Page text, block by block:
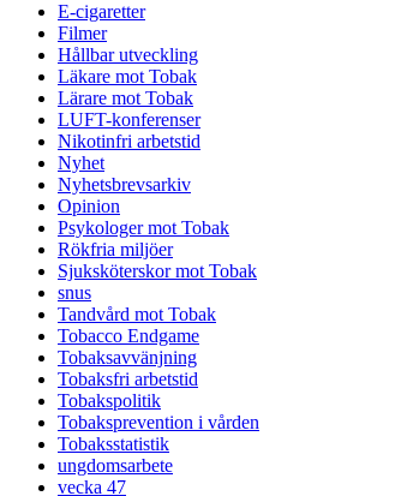
E-cigaretter
Filmer
Hållbar utveckling
Läkare mot Tobak
Lärare mot Tobak
LUFT-konferenser
Nikotinfri arbetstid
Nyhet
Nyhetsbrevsarkiv
Opinion
Psykologer mot Tobak
Rökfria miljöer
Sjuksköterskor mot Tobak
snus
Tandvård mot Tobak
Tobacco Endgame
Tobaksavvänjning
Tobaksfri arbetstid
Tobakspolitik
Tobaksprevention i vården
Tobaksstatistik
ungdomsarbete
vecka 47